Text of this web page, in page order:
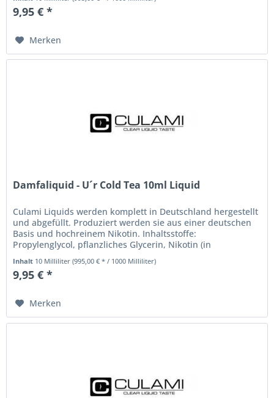
9,95 € *
Merken
Damfaliquid - U´r Cold Tea 10ml Liquid
Culami Liquids werden komplett in Deutschland hergestellt
und abgefüllt. Produziert werden sie aus einer deutschen
Basis und hochreinem Nikotin. Inhaltsstoffe:
Propylenglycol, pflanzliches Glycerin, Nikotin (in
angegebener Menge), Aromen...
Inhalt 10 Milliliter(995,00 € * / 1000 Milliliter)
9,95 € *
Merken